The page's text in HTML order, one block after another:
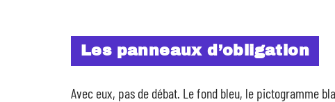
Les panneaux d’obligation
Avec eux, pas de débat. Le fond bleu, le pictogramme